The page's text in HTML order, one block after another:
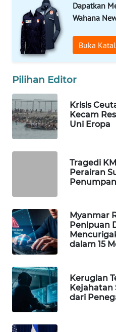
Dapatkan
Wahana
Buka
Pilihan Editor
Krisis
Kecam
Uni Eropa
Tragedi
Perairan
Myanmar
Penipuan
dalam 15
Kerugian
Kejahatan
dari
WAHANA
LISTRIK
WAHANA
TRAVEL
WAHANA
WAHANANEWS
ID
WAHANANEWS
WAHANA
SPORT
WAHANA
UMKM
WAHANA